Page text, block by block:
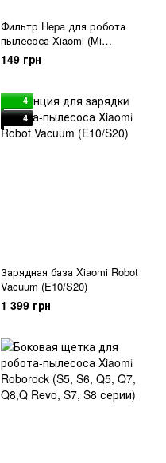
Фильтр Hepa для робота
пылесоса Xiaomi (Mi
Robot/Roborock) серия
149 грн
4
4
Зарядная база Xiaomi Robot
Vacuum (E10/S20)
1 399 грн